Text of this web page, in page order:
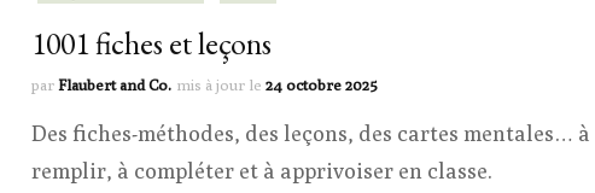
1001 fiches et leçons
parFlaubert and Co. mis à jour le 24 octobre 2025
Des fiches-méthodes, des leçons, des cartes mentales… à
remplir, à compléter et à apprivoiser en classe.